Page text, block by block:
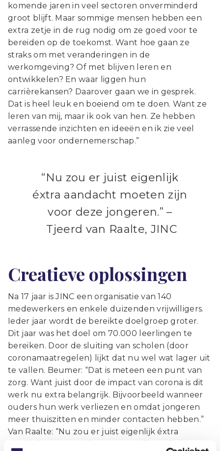
komende jaren in veel sectoren onverminderd
groot blijft. Maar sommige mensen hebben een
extra zetje in de rug nodig om ze goed voor te
bereiden op de toekomst. Want hoe gaan ze
straks om met veranderingen in de
werkomgeving? Of met blijven leren en
ontwikkelen? En waar liggen hun
carrièrekansen? Daarover gaan we in gesprek.
Dat is heel leuk en boeiend om te doen. Want ze
leren van mij, maar ik ook van hen. Ze hebben
verrassende inzichten en ideeën en ik zie veel
aanleg voor ondernemerschap.”
“Nu zou er juist eigenlijk
éxtra aandacht moeten zijn
voor deze jongeren.” –
Tjeerd van Raalte, JINC
Creatieve oplossingen
Na 17 jaar is JINC een organisatie van 140
medewerkers en enkele duizenden vrijwilligers.
Ieder jaar wordt de bereikte doelgroep groter.
Dit jaar was het doel om 70.000 leerlingen te
bereiken. Door de sluiting van scholen (door
coronamaatregelen) lijkt dat nu wel wat lager uit
te vallen. Beumer: “Dat is meteen een punt van
zorg. Want juist door de impact van corona is dit
werk nu extra belangrijk. Bijvoorbeeld wanneer
ouders hun werk verliezen en omdat jongeren
meer thuiszitten en minder contacten hebben.”
Van Raalte: “Nu zou er juist eigenlijk éxtra